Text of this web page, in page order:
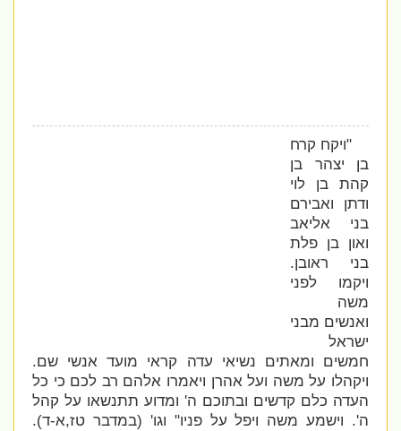
"ויקח קרח
בן יצהר בן
קהת בן לוי
ודתן ואבירם
בני אליאב
ואון בן פלת
בני ראובן.
ויקמו לפני
משה
ואנשים מבני
ישראל
חמשים ומאתים נשיאי עדה קראי מועד אנשי שם.
ויקהלו על משה ועל אהרן ויאמרו אלהם רב לכם כי כל
העדה כלם קדשים ובתוכם ה' ומדוע תתנשאו על קהל
ה'.וישמע משה ויפל על פניו" וגו' (במדבר טז,א-ד).